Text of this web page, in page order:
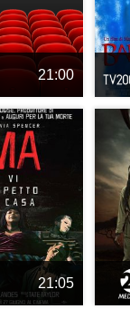
21:00
21:05